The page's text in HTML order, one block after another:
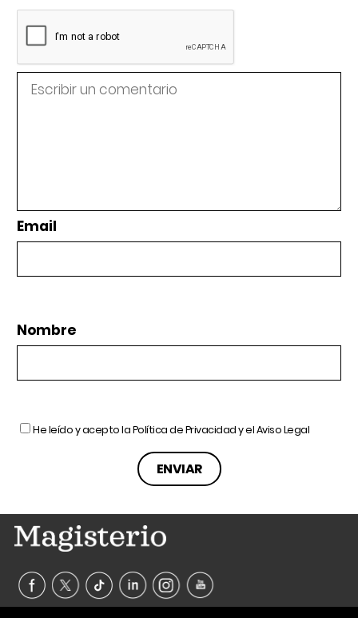
Email
Nombre
He leído y acepto laPolítica de Privacidady elAviso Legal